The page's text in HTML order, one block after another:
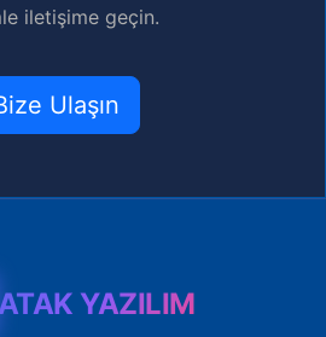
iletişime geçin.
Ulaşın
ATAK YAZILIM